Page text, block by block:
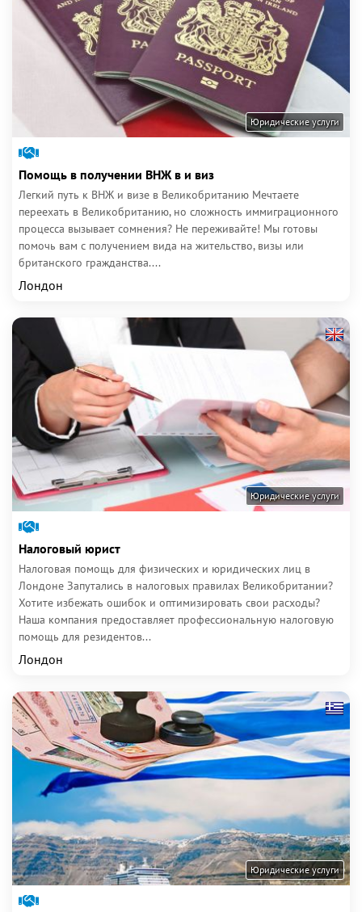
Юридические услуги
Помощь в получении ВНЖ в и виз
Легкий путь к ВНЖ и визе в Великобританию Мечтаете
переехать в Великобританию, но сложность иммиграционного
процесса вызывает сомнения? Не переживайте! Мы готовы
помочь вам с получением вида на жительство, визы или
британского гражданства....
Лондон
Юридические услуги
Налоговый юрист
Налоговая помощь для физических и юридических лиц в
Лондоне Запутались в налоговых правилах Великобритании?
Хотите избежать ошибок и оптимизировать свои расходы?
Наша компания предоставляет профессиональную налоговую
помощь для резидентов...
Лондон
Юридические услуги